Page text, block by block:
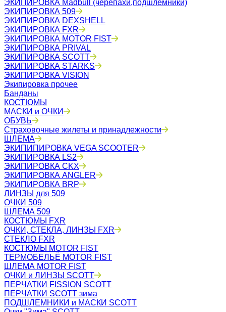
ЭКИПИРОВКА Madbull (черепахи,подшлемники)
ЭКИПИРОВКА 509
ЭКИПИРОВКА DEXSHELL
ЭКИПИРОВКА FXR
ЭКИПИРОВКА MOTOR FIST
ЭКИПИРОВКА PRIVAL
ЭКИПИРОВКА SCOTT
ЭКИПИРОВКА STARKS
ЭКИПИРОВКА VISION
Экипировка прочее
Банданы
КОСТЮМЫ
МАСКИ и ОЧКИ
ОБУВЬ
Страховочные жилеты и принадлежности
ШЛЕМА
ЭКИПИПИРОВКА VEGA SCOOTER
ЭКИПИРОВКА LS2
ЭКИПИРОВКА CKX
ЭКИПИРОВКА ANGLER
ЭКИПИРОВКА BRP
ЛИНЗЫ для 509
ОЧКИ 509
ШЛЕМА 509
КОСТЮМЫ FXR
ОЧКИ, СТЕКЛА, ЛИНЗЫ FXR
СТЕКЛО FXR
КОСТЮМЫ MOTOR FIST
ТЕРМОБЕЛЬЁ MOTOR FIST
ШЛЕМА MOTOR FIST
ОЧКИ и ЛИНЗЫ SCOTT
ПЕРЧАТКИ FISSION SCOTT
ПЕРЧАТКИ SCOTT зима
ПОДШЛЕМНИКИ и МАСКИ SCOTT